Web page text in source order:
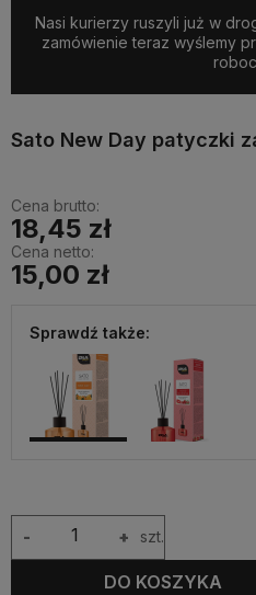
Nasi kurierzy ruszyli już w
zamówienie teraz wyślemy
Sato New Day patyczki
Cena brutto:
18,45 zł
Cena netto:
15,00 zł
Sprawdź także:
+
- szt.
DO KOSZYKA